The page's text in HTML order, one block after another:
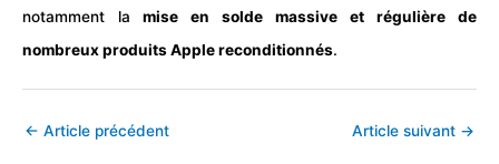
notamment la mise en solde massive et régulière de
nombreux produits Apple reconditionnés.
← Article précédent Article suivant →